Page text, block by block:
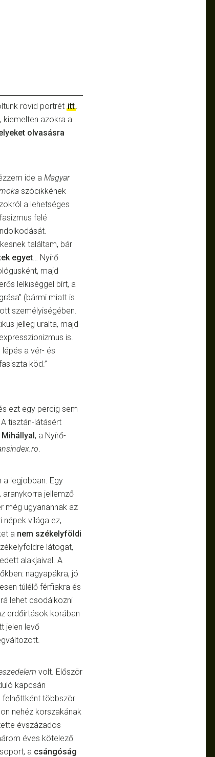
rövid portrét itt.
kiemelten azokra a
olvasásra
ide a Magyar
szócikkének
a lehetséges
felé
találtam, bár
egyet… Nyírő
majd
lelkiséggel bírt, a
(bármi miatt is
személyiségében.
jelleg uralta, majd
is.
lépés a vér- és
köd.”
ezt egy percig sem
tisztán-látásért
, a Nyírő-
.
legjobban. Egy
aranykorra jellemző
még ugyanannak az
világa ez,
a nem székelyföldi
látogat,
alakjaival. A
nagyapákra, jó
túlélő férfiakra és
lehet csodálkozni
erdőirtások korában
jelen levő
volt. Először
kapcsán
felnőttként többször
nehéz korszakának
évszázados
éves kötelező
a csángóság